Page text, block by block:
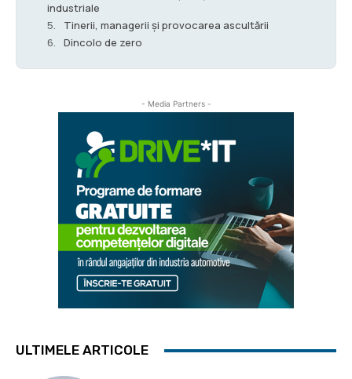
industriale
Tinerii, managerii și provocarea ascultării
Dincolo de zero
- Media Partners -
ULTIMELE ARTICOLE